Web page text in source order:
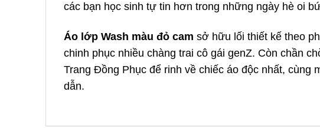
các bạn học sinh tự tin hơn trong những ngày hè oi
Áo lớp Wash màu đỏ cam sở hữu lối thiết kế theo
chinh phục nhiều chàng trai cô gái genZ. Còn chần
Trang Đồng Phục để rinh về chiếc áo độc nhất, cùng
dẫn.